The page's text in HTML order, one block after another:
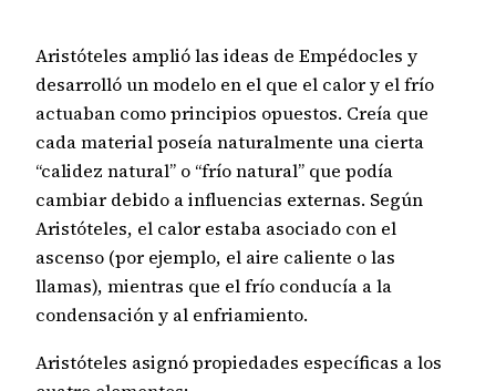
Aristóteles amplió las ideas de Empédocles y
desarrolló un modelo en el que el calor y el frío
actuaban como principios opuestos. Creía que
cada material poseía naturalmente una cierta
“calidez natural” o “frío natural” que podía
cambiar debido a influencias externas. Según
Aristóteles, el calor estaba asociado con el
ascenso (por ejemplo, el aire caliente o las
llamas), mientras que el frío conducía a la
condensación y al enfriamiento.
Aristóteles asignó propiedades específicas a los